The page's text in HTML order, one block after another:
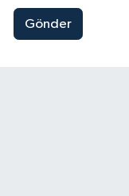
Gönder